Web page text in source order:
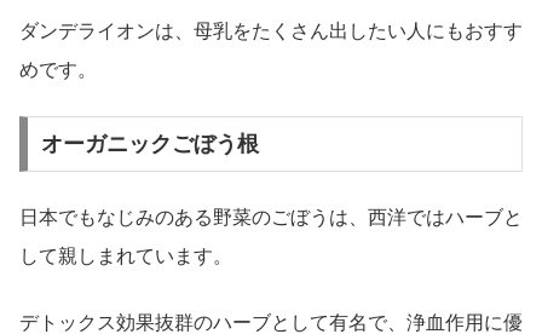
ダンデライオンは、母乳をたくさん出したい人にもおすす
めです。
オーガニックごぼう根
日本でもなじみのある野菜のごぼうは、西洋ではハーブと
して親しまれています。
デトックス効果抜群のハーブとして有名で、浄血作用に優